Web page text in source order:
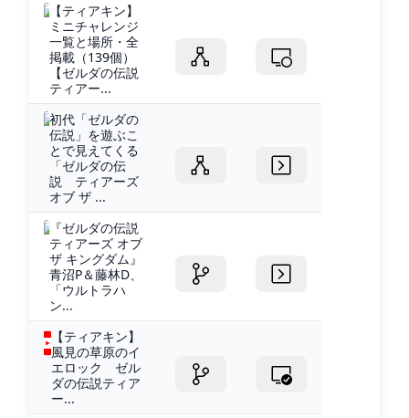
【ティアキン】
ミニチャレンジ
一覧と場所・全
掲載（139個）
【ゼルダの伝説
ティアー...
初代「ゼルダの
伝説」を遊ぶこ
とで見えてくる
「ゼルダの伝
説 ティアーズ
オブ ザ ...
『ゼルダの伝説
ティアーズ オブ
ザ キングダム』
青沼P＆藤林D、
「ウルトラハ
ン...
【ティアキン】
風見の草原のイ
エロック ゼル
ダの伝説ティア
ー...